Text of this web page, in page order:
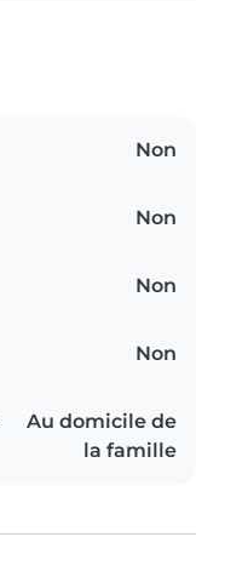
Non
Non
Non
Non
Au domicile de
la famille